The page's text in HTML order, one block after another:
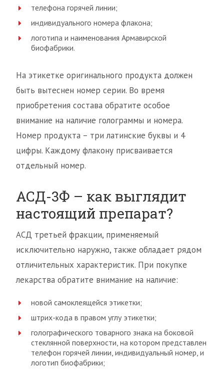
телефона горячей линии;
индивидуального номера флакона;
логотипа и наименования Армавирской
биофабрики.
На этикетке оригинального продукта должен
быть вытеснен номер серии. Во время
приобретения состава обратите особое
внимание на наличие голограммы и номера.
Номер продукта – три латинские буквы и 4
цифры. Каждому флакону присваивается
отдельный номер.
АСД-3Ф – как выглядит
настоящий препарат?
АСД третьей фракции, применяемый
исключительно наружно, также обладает рядом
отличительных характеристик. При покупке
лекарства обратите внимание на наличие:
новой самоклеящейся этикетки;
штрих-кода в правом углу этикетки;
голографического товарного знака на боковой
стеклянной поверхности, на котором представлен
телефон горячей линии, индивидуальный номер, и
логотип биофабрики;